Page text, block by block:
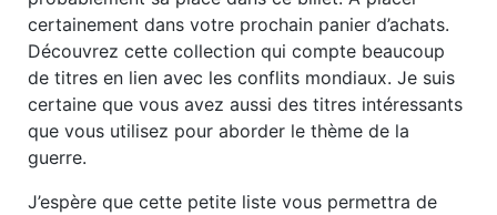
certainement dans votre prochain panier d’achats.
Découvrez cette collection qui compte beaucoup
de titres en lien avec les conflits mondiaux. Je suis
certaine que vous avez aussi des titres intéressants
que vous utilisez pour aborder le thème de la
guerre.
J’espère que cette petite liste vous permettra de